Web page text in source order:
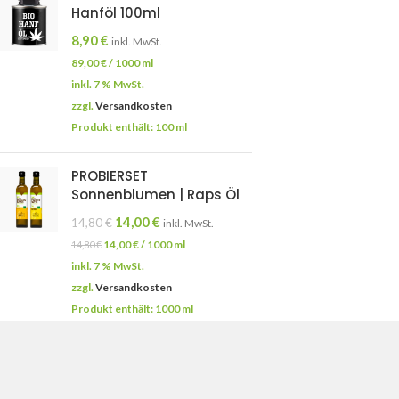
Hanföl 100ml
8,90€ inkl. MwSt.
89,00€/ 1000 ml
inkl. 7 % MwSt.
zzgl.Versandkosten
Produkt enthält: 100ml
PROBIERSET
Sonnenblumen | Raps Öl
14,80€ 14,00€ inkl. MwSt.
14,80€ 14,00€/ 1000 ml
inkl. 7 % MwSt.
zzgl.Versandkosten
Produkt enthält: 1000ml